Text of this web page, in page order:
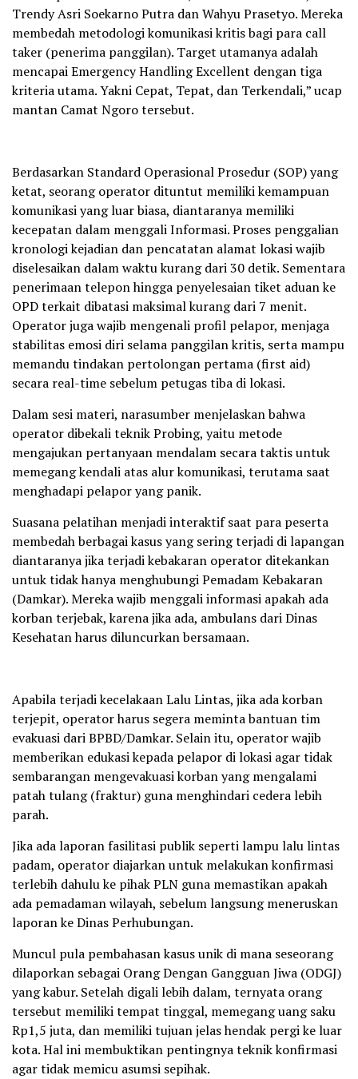
Trendy Asri Soekarno Putra dan Wahyu Prasetyo. Mereka
membedah metodologi komunikasi kritis bagi para call
taker (penerima panggilan). Target utamanya adalah
mencapai Emergency Handling Excellent dengan tiga
kriteria utama. Yakni Cepat, Tepat, dan Terkendali,” ucap
mantan Camat Ngoro tersebut.
Berdasarkan Standard Operasional Prosedur (SOP) yang
ketat, seorang operator dituntut memiliki kemampuan
komunikasi yang luar biasa, diantaranya memiliki
kecepatan dalam menggali Informasi. Proses penggalian
kronologi kejadian dan pencatatan alamat lokasi wajib
diselesaikan dalam waktu kurang dari 30 detik. Sementara
penerimaan telepon hingga penyelesaian tiket aduan ke
OPD terkait dibatasi maksimal kurang dari 7 menit.
Operator juga wajib mengenali profil pelapor, menjaga
stabilitas emosi diri selama panggilan kritis, serta mampu
memandu tindakan pertolongan pertama (first aid)
secara real-time sebelum petugas tiba di lokasi.
Dalam sesi materi, narasumber menjelaskan bahwa
operator dibekali teknik Probing, yaitu metode
mengajukan pertanyaan mendalam secara taktis untuk
memegang kendali atas alur komunikasi, terutama saat
menghadapi pelapor yang panik.
Suasana pelatihan menjadi interaktif saat para peserta
membedah berbagai kasus yang sering terjadi di lapangan
diantaranya jika terjadi kebakaran operator ditekankan
untuk tidak hanya menghubungi Pemadam Kebakaran
(Damkar). Mereka wajib menggali informasi apakah ada
korban terjebak, karena jika ada, ambulans dari Dinas
Kesehatan harus diluncurkan bersamaan.
Apabila terjadi kecelakaan Lalu Lintas, jika ada korban
terjepit, operator harus segera meminta bantuan tim
evakuasi dari BPBD/Damkar. Selain itu, operator wajib
memberikan edukasi kepada pelapor di lokasi agar tidak
sembarangan mengevakuasi korban yang mengalami
patah tulang (fraktur) guna menghindari cedera lebih
parah.
Jika ada laporan fasilitasi publik seperti lampu lalu lintas
padam, operator diajarkan untuk melakukan konfirmasi
terlebih dahulu ke pihak PLN guna memastikan apakah
ada pemadaman wilayah, sebelum langsung meneruskan
laporan ke Dinas Perhubungan.
Muncul pula pembahasan kasus unik di mana seseorang
dilaporkan sebagai Orang Dengan Gangguan Jiwa (ODGJ)
yang kabur. Setelah digali lebih dalam, ternyata orang
tersebut memiliki tempat tinggal, memegang uang saku
Rp1,5 juta, dan memiliki tujuan jelas hendak pergi ke luar
kota. Hal ini membuktikan pentingnya teknik konfirmasi
agar tidak memicu asumsi sepihak.